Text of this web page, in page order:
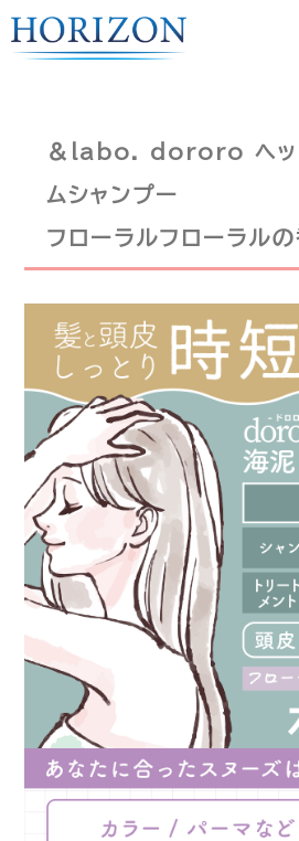
＆labo. dororo ヘッ
ムシャンプー
フローラルフローラル